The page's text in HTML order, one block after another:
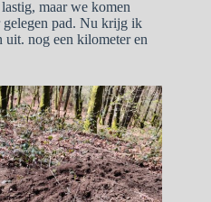
maar we komen
gelegen pad. Nu krijg ik
nog een kilometer en